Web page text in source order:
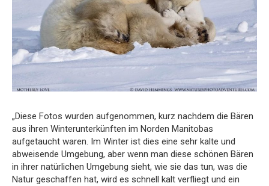
„Diese Fotos wurden aufgenommen, kurz nachdem die Bären
aus ihren Winterunterkünften im Norden Manitobas
aufgetaucht waren. Im Winter ist dies eine sehr kalte und
abweisende Umgebung, aber wenn man diese schönen Bären
in ihrer natürlichen Umgebung sieht, wie sie das tun, was die
Natur geschaffen hat, wird es schnell kalt verfliegt und ein